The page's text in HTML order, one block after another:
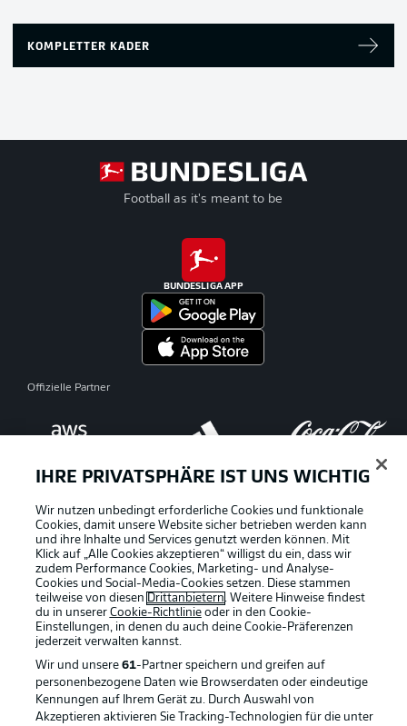
KOMPLETTER KADER
Football as it's meant to be
BUNDESLIGA APP
Offizielle Partner
Rechtliche Hinweise Voreinstellungen verwalten
IHRE PRIVATSPHÄRE IST UNS WICHTIG
Wir nutzen unbedingt erforderliche Cookies und funktionale
Cookies, damit unsere Website sicher betrieben werden kann
und ihre Inhalte und Services genutzt werden können. Mit
Klick auf „Alle Cookies akzeptieren“ willigst du ein, dass wir
zudem Performance Cookies, Marketing- und Analyse-
Cookies und Social-Media-Cookies setzen. Diese stammen
teilweise von diesen Drittanbietern. Weitere Hinweise findest
du in unserer Cookie-Richtlinieoder in den Cookie-
Einstellungen, in denen du auch deine Cookie-Präferenzen
jederzeit verwalten kannst.
Wir und unsere 61-Partner speichern und greifen auf
personenbezogene Daten wie Browserdaten oder eindeutige
Kennungen auf Ihrem Gerät zu. Durch Auswahl von
Akzeptieren aktivieren Sie Tracking-Technologien für die unter